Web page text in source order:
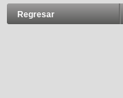
Regresar